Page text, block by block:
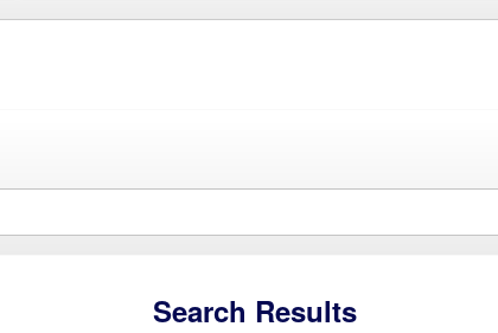
Search Results